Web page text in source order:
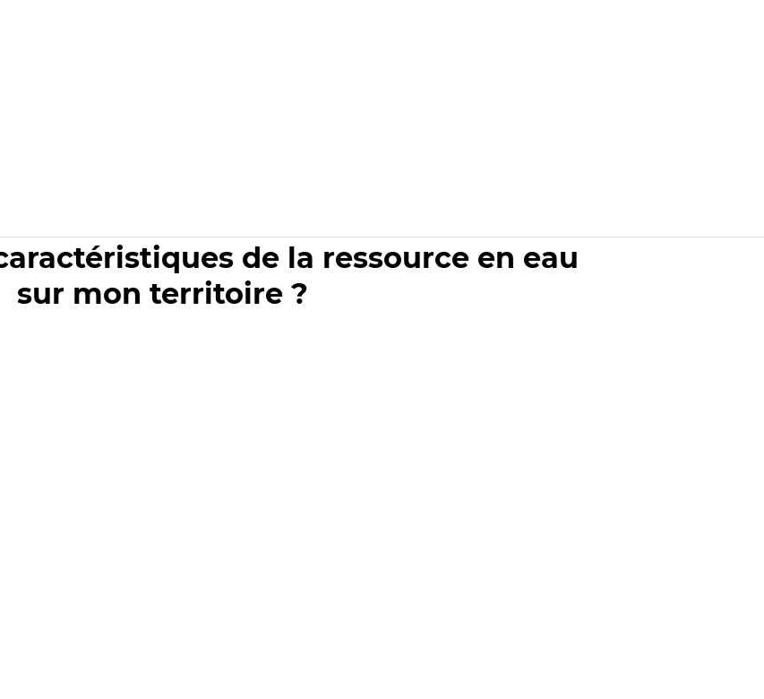
de la ressource en eau
sur mon territoire ?